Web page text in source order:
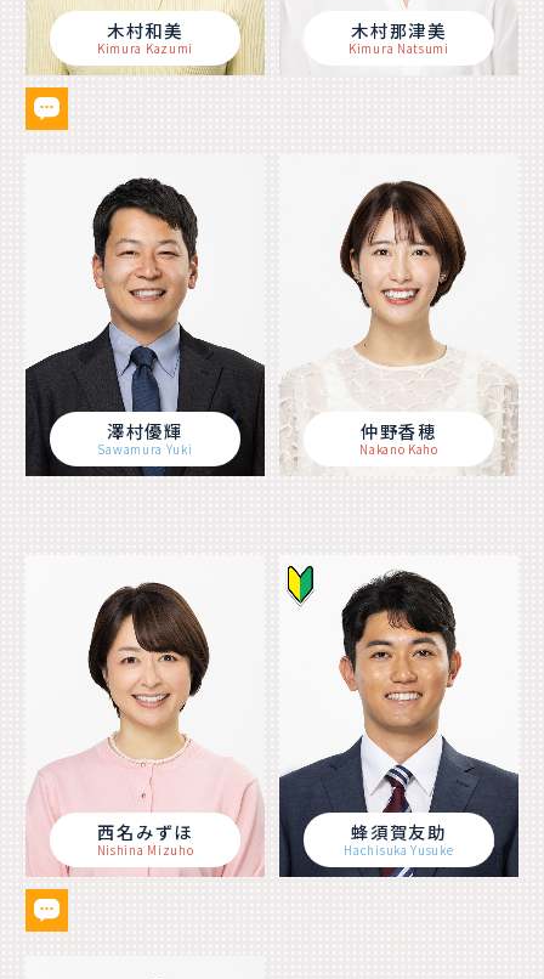
木村和美
Kimura Kazumi
木村那津美
Kimura Natsumi
澤村優輝
Sawamura Yuki
仲野香穂
Nakano Kaho
西名みずほ
Nishina Mizuho
蜂須賀友助
Hachisuka Yusuke